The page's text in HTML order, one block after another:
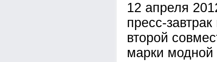
12 апреля
пресс-
второй
марки